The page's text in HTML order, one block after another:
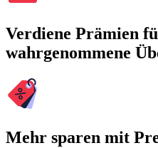
Verdiene Prämien
wahrgenommene
Mehr sparen mit